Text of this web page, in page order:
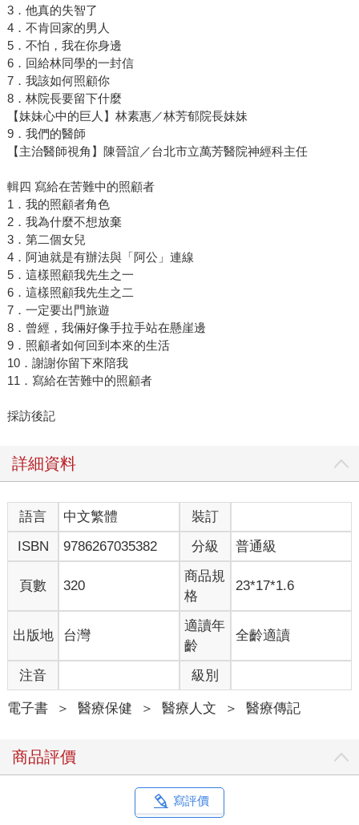
3．他真的失智了
4．不肯回家的男人
5．不怕，我在你身邊
6．回給林同學的一封信
7．我該如何照顧你
8．林院長要留下什麼
【妹妹心中的巨人】林素惠／林芳郁院長妹妹
9．我們的醫師
【主治醫師視角】陳晉誼／台北市立萬芳醫院神經科主任
輯四 寫給在苦難中的照顧者
1．我的照顧者角色
2．我為什麼不想放棄
3．第二個女兒
4．阿迪就是有辦法與「阿公」連線
5．這樣照顧我先生之一
6．這樣照顧我先生之二
7．一定要出門旅遊
8．曾經，我倆好像手拉手站在懸崖邊
9．照顧者如何回到本來的生活
10．謝謝你留下來陪我
11．寫給在苦難中的照顧者
採訪後記
詳細資料
語言 中文繁體
裝訂
ISBN
9786267035382 分級 普通級
頁數 320
商品規
格
23*17*1.6
出版地 台灣
適讀年
齡
全齡適讀
注音 級別
電子書 ＞ 醫療保健 ＞ 醫療人文 ＞ 醫療傳記
商品評價
寫評價